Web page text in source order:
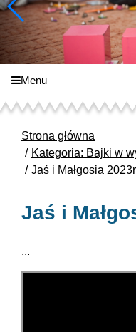
Menu
Strona główna
Kategoria: Bajki w
Jaś i Małgosia
Jaś i
...